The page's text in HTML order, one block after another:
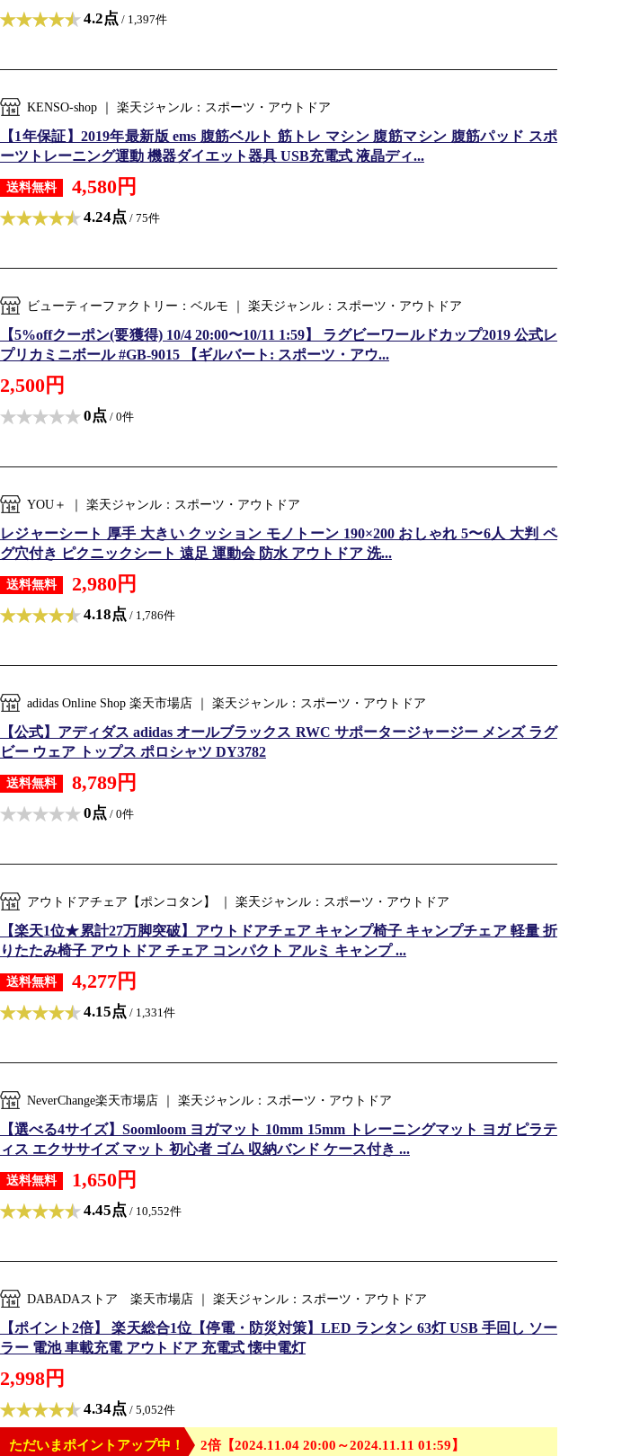
4.2点 / 1,397件
KENSO-shop ｜ 楽天ジャンル：スポーツ・アウトドア
【1年保証】2019年最新版 ems 腹筋ベルト 筋トレ マシン 腹筋マシン 腹筋パッド スポ
ーツトレーニング運動 機器ダイエット器具 USB充電式 液晶ディ...
送料無料 4,580円
4.24点 / 75件
ビューティーファクトリー：ベルモ ｜ 楽天ジャンル：スポーツ・アウトドア
【5%offクーポン(要獲得) 10/4 20:00〜10/11 1:59】 ラグビーワールドカップ2019 公式レ
プリカミニボール #GB-9015 【ギルバート: スポーツ・アウ...
2,500円
0点 / 0件
YOU＋ ｜ 楽天ジャンル：スポーツ・アウトドア
レジャーシート 厚手 大きい クッション モノトーン 190×200 おしゃれ 5〜6人 大判 ペ
グ穴付き ピクニックシート 遠足 運動会 防水 アウトドア 洗...
送料無料 2,980円
4.18点 / 1,786件
adidas Online Shop 楽天市場店 ｜ 楽天ジャンル：スポーツ・アウトドア
【公式】アディダス adidas オールブラックス RWC サポータージャージー メンズ ラグ
ビー ウェア トップス ポロシャツ DY3782
送料無料 8,789円
0点 / 0件
アウトドアチェア【ポンコタン】 ｜ 楽天ジャンル：スポーツ・アウトドア
【楽天1位★累計27万脚突破】アウトドアチェア キャンプ椅子 キャンプチェア 軽量 折
りたたみ椅子 アウトドア チェア コンパクト アルミ キャンプ ...
送料無料 4,277円
4.15点 / 1,331件
NeverChange楽天市場店 ｜ 楽天ジャンル：スポーツ・アウトドア
【選べる4サイズ】Soomloom ヨガマット 10mm 15mm トレーニングマット ヨガ ピラテ
ィス エクササイズ マット 初心者 ゴム 収納バンド ケース付き ...
送料無料 1,650円
4.45点 / 10,552件
DABADAストア 楽天市場店 ｜ 楽天ジャンル：スポーツ・アウトドア
【ポイント2倍】 楽天総合1位【停電・防災対策】LED ランタン 63灯 USB 手回し ソー
ラー 電池 車載充電 アウトドア 充電式 懐中電灯
2,998円
4.34点 / 5,052件
ただいまポイントアップ中！ 2倍【2024.11.04 20:00～2024.11.11 01:59】